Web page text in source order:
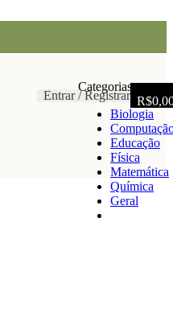
Entrar / Registrar R$
Categorias
Biologia
Educação
Física
Matemática
Química
Geral